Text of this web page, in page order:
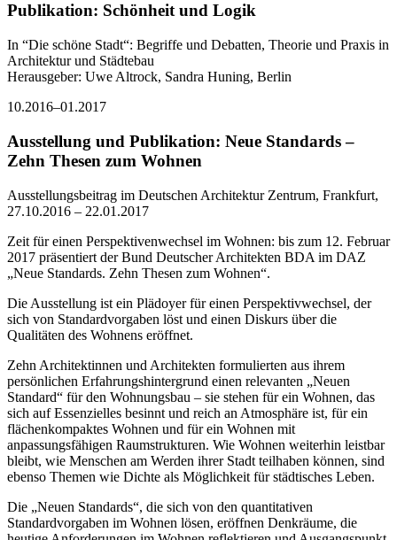
Publikation: Schönheit und Logik
In “Die schöne Stadt“: Begriffe und Debatten, Theorie und Praxis in
Architektur und Städtebau
Herausgeber: Uwe Altrock, Sandra Huning, Berlin
10.2016–01.2017
Ausstellung und Publikation: Neue Standards –
Zehn Thesen zum Wohnen
Ausstellungsbeitrag im Deutschen Architektur Zentrum, Frankfurt,
27.10.2016 – 22.01.2017
Zeit für einen Perspektivenwechsel im Wohnen: bis zum 12. Februar
2017 präsentiert der Bund Deutscher Architekten BDA im DAZ
„Neue Standards. Zehn Thesen zum Wohnen“.
Die Ausstellung ist ein Plädoyer für einen Perspektivwechsel, der
sich von Standardvorgaben löst und einen Diskurs über die
Qualitäten des Wohnens eröffnet.
Zehn Architektinnen und Architekten formulierten aus ihrem
persönlichen Erfahrungshintergrund einen relevanten „Neuen
Standard“ für den Wohnungsbau – sie stehen für ein Wohnen, das
sich auf Essenzielles besinnt und reich an Atmosphäre ist, für ein
flächenkompaktes Wohnen und für ein Wohnen mit
anpassungsfähigen Raumstrukturen. Wie Wohnen weiterhin leistbar
bleibt, wie Menschen am Werden ihrer Stadt teilhaben können, sind
ebenso Themen wie Dichte als Möglichkeit für städtisches Leben.
Die „Neuen Standards“, die sich von den quantitativen
Standardvorgaben im Wohnen lösen, eröffnen Denkräume, die